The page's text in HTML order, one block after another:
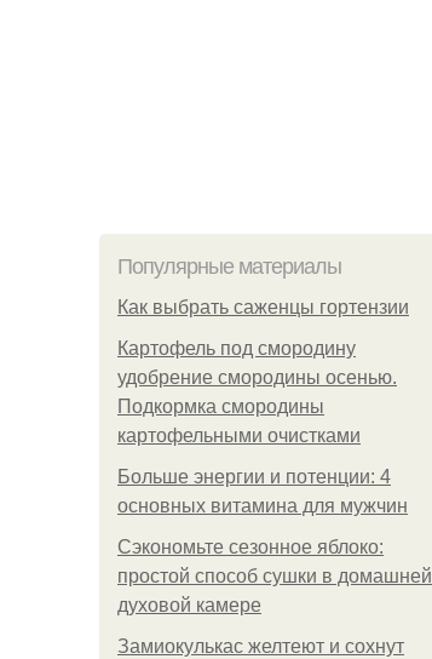
Популярные материалы
Как выбрать саженцы гортензии
Картофель под смородину
удобрение смородины осенью.
Подкормка смородины
картофельными очистками
Больше энергии и потенции: 4
основных витамина для мужчин
Сэкономьте сезонное яблоко:
простой способ сушки в домашней
духовой камере
Замиокулькас желтеют и сохнут